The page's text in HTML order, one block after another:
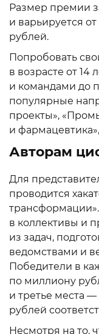
Размер премии
и варьируется
рублей.
Попробовать
в возрасте от 14
и командами до
популярные
проекты»,
и
Авторам
Для
проводится
в коллективы и
из задач,
ведомствами и
Победители в
по миллиону
и третье места
рублей
Несмотря на то,